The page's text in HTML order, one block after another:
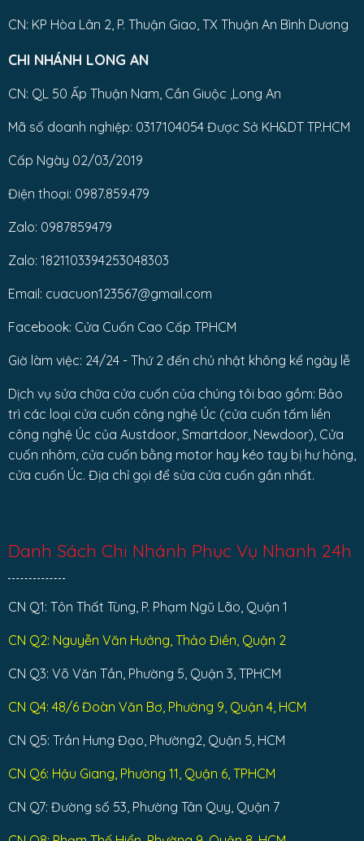
CN: KP Hòa Lân 2, P. Thuận Giao, TX Thuận An Bình Dương
CHI NHÁNH LONG AN
CN: QL 50 Ấp Thuận Nam, Cần Giuộc ,Long An
Mã số doanh nghiệp: 0317104054 Được Sở KH&DT TP.HCM
Cấp Ngày 02/03/2019
Điện thoại: 0987.859.479
Zalo: 0987859479
Zalo: 1821103394253048303
Email: cuacuon123567@gmail.com
Facebook: Cửa Cuốn Cao Cấp TPHCM
Giờ làm việc: 24/24 - Thứ 2 đến chủ nhật không kể ngày lễ
Dịch vụ sửa chữa cửa cuốn của chúng tôi bao gồm: Bảo
trì các loại cửa cuốn công nghệ Úc (cửa cuốn tấm liền
công nghệ Úc của Austdoor, Smartdoor, Newdoor), Cửa
cuốn nhôm, cửa cuốn bằng motor hay kéo tay bị hư hỏng,
cửa cuốn Úc. Địa chỉ gọi để sửa cửa cuốn gần nhất.
Danh Sách Chi Nhánh Phục Vụ Nhanh 24h
CN Q1: Tôn Thất Tùng, P. Phạm Ngũ Lão, Quận 1
CN Q2: Nguyễn Văn Hưởng, Thảo Điền, Quận 2
CN Q3: Võ Văn Tần, Phường 5, Quận 3, TPHCM
CN Q4: 48/6 Đoàn Văn Bơ, Phường 9, Quận 4, HCM
CN Q5: Trần Hưng Đạo, Phường2, Quận 5, HCM
CN Q6: Hậu Giang, Phường 11, Quận 6, TPHCM
CN Q7: Đường số 53, Phường Tân Quy, Quận 7